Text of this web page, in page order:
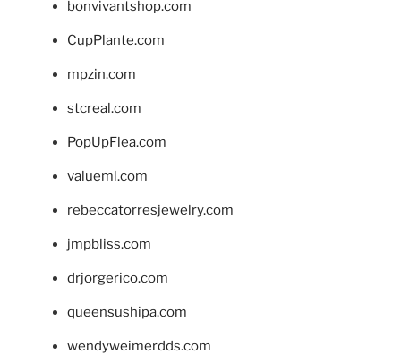
bonvivantshop.com
CupPlante.com
mpzin.com
stcreal.com
PopUpFlea.com
valueml.com
rebeccatorresjewelry.com
jmpbliss.com
drjorgerico.com
queensushipa.com
wendyweimerdds.com